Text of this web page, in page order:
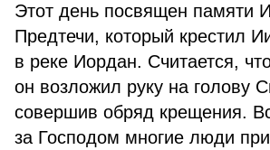
Этот день посвящен памяти
Предтечи, который крестил
в реке Иордан. Считается,
он возложил руку на голову
совершив обряд крещения.
за Господом многие люди